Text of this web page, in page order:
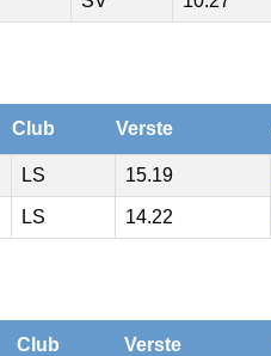
Club Verste
LS 15.19
LS 14.22
Club Verste